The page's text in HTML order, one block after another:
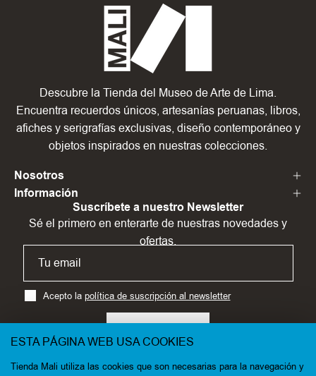
Descubre la Tienda del Museo de Arte de Lima.
Encuentra recuerdos únicos, artesanías peruanas, libros,
afiches y serigrafías exclusivas, diseño contemporáneo y
objetos inspirados en nuestras colecciones.
Nosotros
Información
Suscríbete a nuestro Newsletter
Sé el primero en enterarte de nuestras novedades y
ofertas.
Acepto la política de suscripción al newsletter
ESTA PÁGINA WEB USA COOKIES
Tienda Mali utiliza las cookies que son necesarias para la navegación y